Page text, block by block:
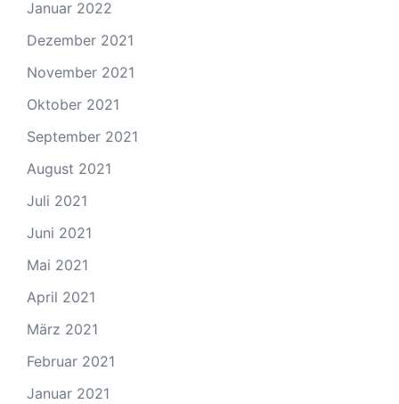
Januar 2022
Dezember 2021
November 2021
Oktober 2021
September 2021
August 2021
Juli 2021
Juni 2021
Mai 2021
April 2021
März 2021
Februar 2021
Januar 2021